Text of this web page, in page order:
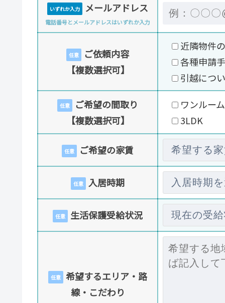
いずれか入力 メールアドレス
電話番号とメールアドレスはいずれか入力
任意
ご依頼内容
【複数選択可】
近隣物件
各種申請
引越につ
任意
ご希望の間取り
【複数選択可】
ワンルー
3LDK
任意 ご希望の家賃
任意 入居時期
任意 生活保護受給状況
任意
希望するエリア・路
線・こだわり